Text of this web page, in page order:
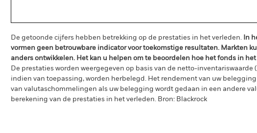
De getoonde cijfers hebben betrekking op de prestaties in het verleden. In
vormen geen betrouwbare indicator voor toekomstige resultaten. Markten
anders ontwikkelen. Het kan u helpen om te beoordelen hoe het fonds in
De prestaties worden weergegeven op basis van de netto-
indien van toepassing, worden herbelegd. Het rendement van uw
van valutaschommelingen als uw belegging wordt gedaan in een andere
berekening van de prestaties in het verleden. Bron: Blackrock